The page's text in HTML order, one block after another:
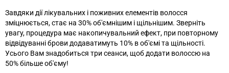
Завдяки дії лікувальних і поживних елементів волосся
зміцнюється, стає на 30% об'ємнішим і щільнішим. Зверніть
увагу, процедура має накопичувальний ефект, при повторному
відвідуванні брови додаватимуть 10% в об'ємі та щільності.
Усього Вам знадобиться три сеанси, щоб додати волоссю на
50% більше об'єму!